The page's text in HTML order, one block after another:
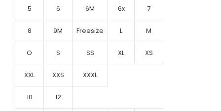
5 6 6M 6x 7
8 9M Freesize L M
O S SS XL XS
XXL XXS XXXL
10 12